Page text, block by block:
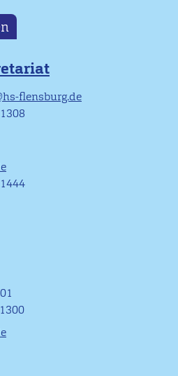
flensburg.de